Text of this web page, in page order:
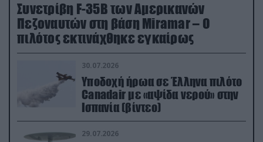
Συνετρίβη F-35B των Αμερικανών
Πεζοναυτών στη βάση Miramar – Ο
πιλότος εκτινάχθηκε εγκαίρως
30.07.2026
Υποδοχή ήρωα σε Έλληνα πιλότο
Canadair με «αψίδα νερού» στην
Ισπανία (βίντεο)
29.07.2026